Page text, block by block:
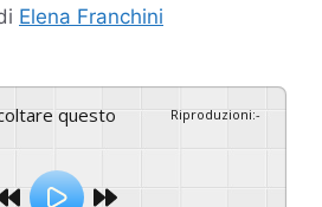
Elena Franchini
Riproduzioni:-